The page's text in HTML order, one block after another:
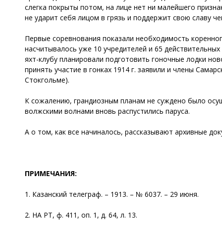
слегка покрыты потом, на лице нет ни малейшего
не ударит себя лицом в грязь и поддержит свою славу
Первые соревнования показали необходимость
насчитывалось уже 10 учредителей и 65
яхт-клубу планировали подготовить гоночные лодки
принять участие в гонках 1914 г. заявили и члены
Стокгольме).
К сожалению, грандиозным планам не суждено было
волжскими волнами вновь распустились паруса.
А о том, как все начиналось, рассказывают архивные
ПРИМЕЧАНИЯ:
1. Казанский телеграф. – 1913. – № 6037. – 29 июня.
2. НА РТ, ф. 411, оп. 1, д. 64, л. 13.